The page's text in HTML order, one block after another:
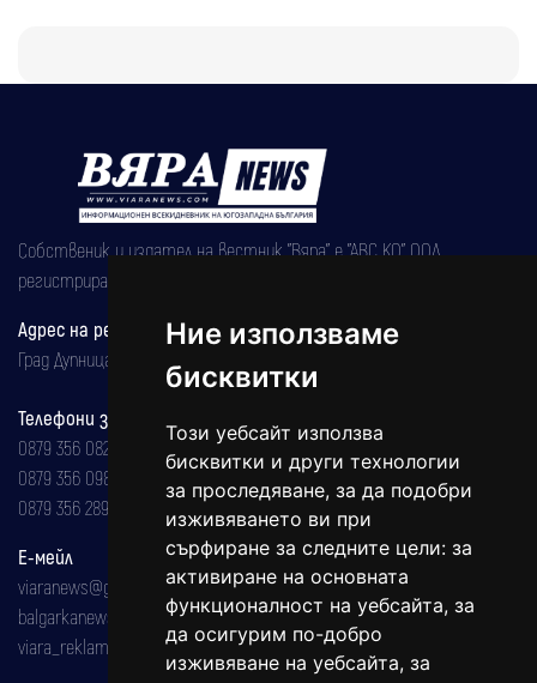
Ние използваме
бисквитки
Този уебсайт използва
бисквитки и други технологии
за проследяване, за да подобри
изживяването ви при
сърфиране за следните цели: за
активиране на основната
функционалност на уебсайта, за
да осигурим по-добро
изживяване на уебсайта, за
Собственик и издател на вестник "Вяра" е "АВС КО" ООД,
регистрирана на 08.05.2002 година.
Адрес на редакцията
Град Дупница, ул.''Христо Ботев" 43
Телефони за реклама и абонаменти
0879 356 082
0879 356 098
0879 356 289
Е-мейл
viaranews@gmail.com
balgarkanews@gmail.com
viara_reklama@mail.bg